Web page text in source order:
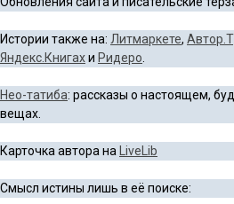
Истории также на: Литмаркете,
Яндекс.Книгахи Ридеро
Нео-татиба: рассказы о настоящем,
вещах.
Карточка автора на LiveLib
Смысл истины лишь в её поиске: